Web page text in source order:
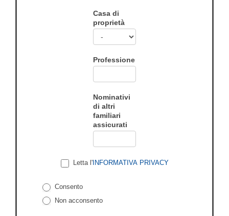
Casa di
proprietà
Professione
Nominativi
di altri
familiari
assicurati
Letta l'INFORMATIVA PRIVACY
Consento
Non acconsento